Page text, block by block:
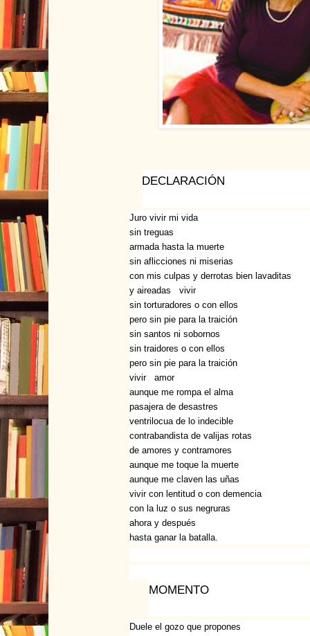
DECLARACIÓN
Juro vivir mi vida
sin treguas
armada hasta la muerte
sin aflicciones ni miserias
con mis culpas y derrotas bien lavaditas
y aireadas vivir
sin torturadores o con ellos
pero sin pie para la traición
sin santos ni sobornos
sin traidores o con ellos
pero sin pie para la traición
vivir amor
aunque me rompa el alma
pasajera de desastres
ventrilocua de lo indecible
contrabandista de valijas rotas
de amores y contramores
aunque me toque la muerte
aunque me claven las uñas
vivir con lentitud o con demencia
con la luz o sus negruras
ahora y después
hasta ganar la batalla.
MOMENTO
Duele el gozo que propones